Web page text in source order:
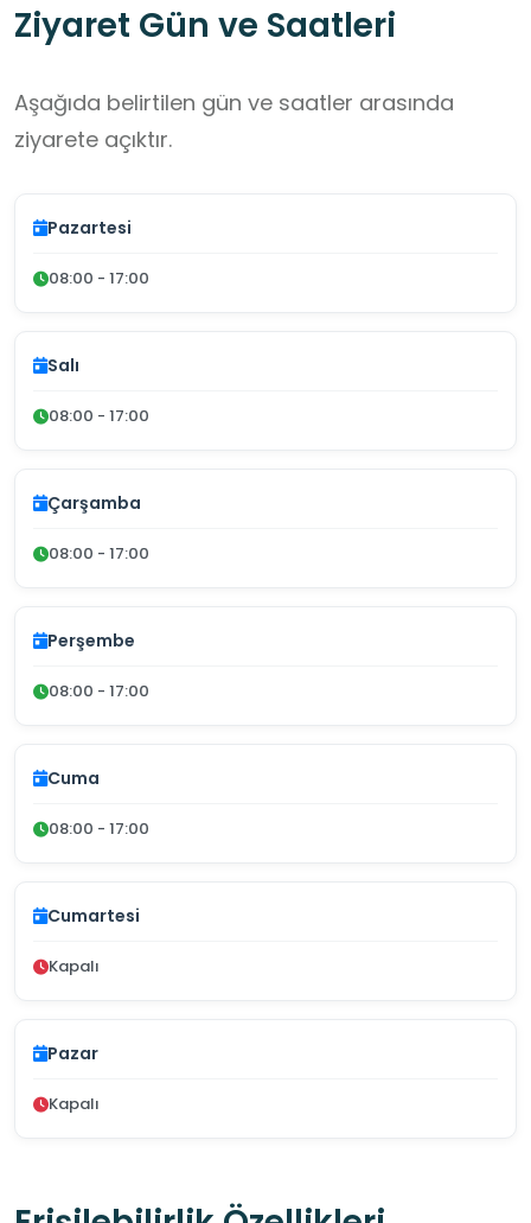
Ziyaret Gün ve Saatleri
Aşağıda belirtilen gün ve saatler arasında
ziyarete açıktır.
Pazartesi
08:00 - 17:00
Salı
08:00 - 17:00
Çarşamba
08:00 - 17:00
Perşembe
08:00 - 17:00
Cuma
08:00 - 17:00
Cumartesi
Kapalı
Pazar
Kapalı